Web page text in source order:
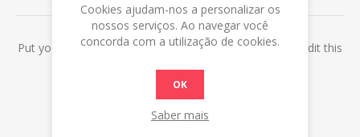
Put your login / registration information here. You can edit this
in the admin site.
Cookies ajudam-nos a personalizar os
nossos serviços. Ao navegar você
concorda com a utilização de cookies.
OK
Saber mais